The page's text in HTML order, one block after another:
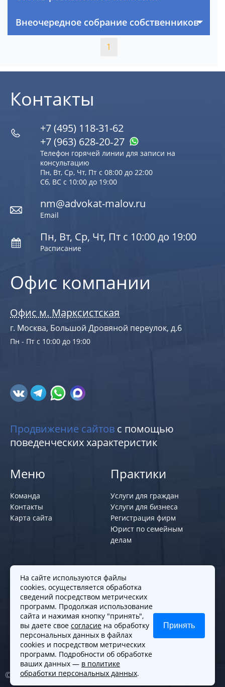
Внеочередное собрание собственников
1
Офис компании
Офис м. Марксистская
г. Москва, Большой Дровяной переулок, д.6
Пн - Пт с 10:00 до 19:00
Контакты
+7 (495) 118-31-62
+7 (963) 628‑20‑27
Телефон горячей линии для записи на
консультацию
Пн, Вт, Ср, Чт, Пт с 08:00 до 22:00
Сб, ВС с 10:00 до 19:00
nm@advokat-malov.ru
Email
Пн, Вт, Ср, Чт, Пт с 10:00 до 19:00
Расписание
Продвижение сайтов с помощью
поведенческих характеристик
Меню
Команда
Контакты
Карта сайта
Практики
Услуги для граждан
Услуги для бизнеса
Регистрация фирм
Юрист по семейным
делам
Политики и правила
Политика обработки персональных
данных
Согласие на обработку cookies
Согласие на обработку персональных
данных
© 2010-2026. Все права защищены
На сайте используются файлы
cookies, осуществляется обработка
сведений посредством метрических
программ. Продолжая использование
сайта и нажимая кнопку "принять",
вы даете свое согласие на обработку
персональных данных в файлах
cookies и посредством метрических
программ. Подробности об обработке
ваших данных — в политике
обработки персональных данных.
Принять